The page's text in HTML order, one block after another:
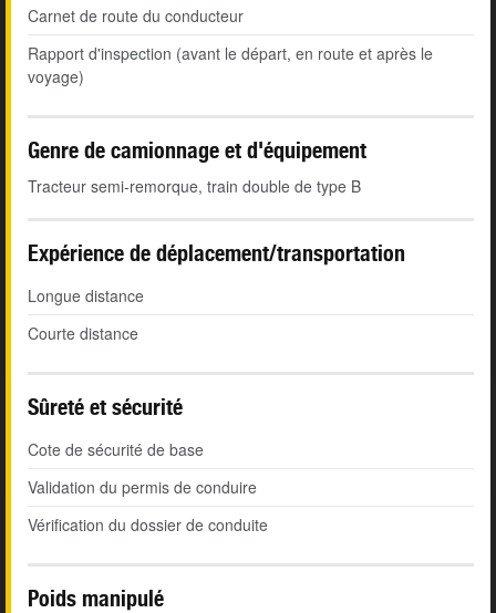
Carnet de route du conducteur
Rapport d'inspection (avant le départ, en route et après le
voyage)
Genre de camionnage et d'équipement
Tracteur semi-remorque, train double de type B
Expérience de déplacement/transportation
Longue distance
Courte distance
Sûreté et sécurité
Cote de sécurité de base
Validation du permis de conduire
Vérification du dossier de conduite
Poids manipulé